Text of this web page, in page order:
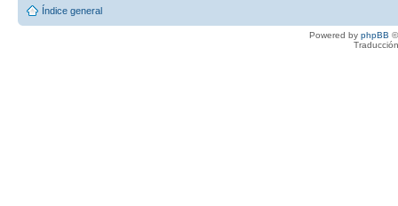
Índice general
Powered by phpBB